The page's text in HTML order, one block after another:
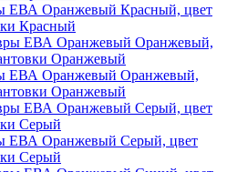
ЕВА Оранжевый Красный, цвет
Красный
ЕВА Оранжевый Оранжевый,
Оранжевый
ЕВА Оранжевый Серый, цвет
Серый